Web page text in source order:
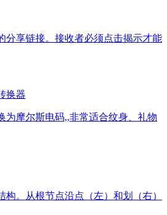
分享链接。接收者必须点击揭示才能
换器
为摩尔斯电码,,非常适合纹身、礼物
。从根节点沿点（左）和划（右）